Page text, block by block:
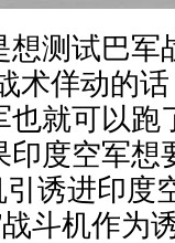
测试巴军
术佯动的
就可以跑
度空军想
诱进印度
斗机作为